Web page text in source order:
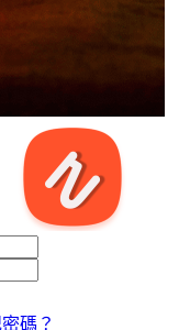
碼？